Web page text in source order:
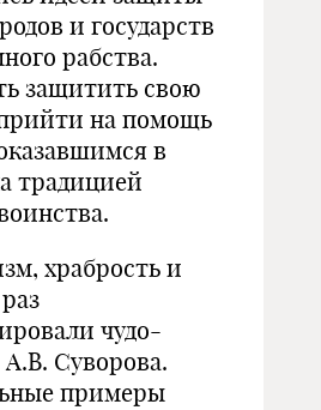
и государств
рабства.
защитить свою
на помощь
в
традицией
храбрость и
чудо-
Суворова.
примеры